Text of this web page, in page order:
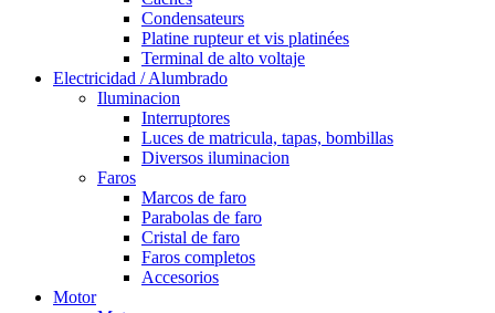
Condensateurs
Platine rupteur et vis platinées
Terminal de alto voltaje
Electricidad / Alumbrado
Iluminacion
Interruptores
Luces de matricula, tapas, bombillas
Diversos iluminacion
Faros
Marcos de faro
Parabolas de faro
Cristal de faro
Faros completos
Accesorios
Motor